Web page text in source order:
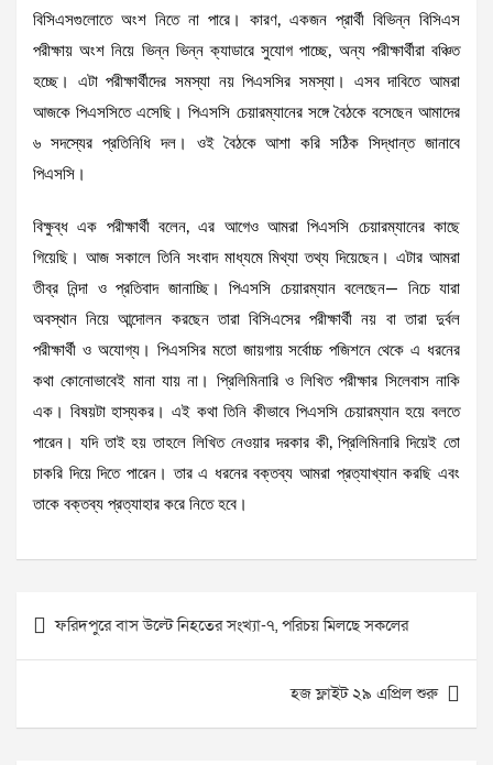
বিসিএসগুলোতে অংশ নিতে না পারে। কারণ, একজন প্রার্থী বিভিন্ন বিসিএস
পরীক্ষায় অংশ নিয়ে ভিন্ন ভিন্ন ক্যাডারে সুযোগ পাচ্ছে, অন্য পরীক্ষার্থীরা বঞ্চিত
হচ্ছে। এটা পরীক্ষার্থীদের সমস্যা নয় পিএসসির সমস্যা। এসব দাবিতে আমরা
আজকে পিএসসিতে এসেছি। পিএসসি চেয়ারম্যানের সঙ্গে বৈঠকে বসেছেন আমাদের
৬ সদস্যের প্রতিনিধি দল। ওই বৈঠকে আশা করি সঠিক সিদ্ধান্ত জানাবে
পিএসসি।
বিক্ষুব্ধ এক পরীক্ষার্থী বলেন, এর আগেও আমরা পিএসসি চেয়ারম্যানের কাছে
গিয়েছি। আজ সকালে তিনি সংবাদ মাধ্যমে মিথ্যা তথ্য দিয়েছেন। এটার আমরা
তীব্র নিন্দা ও প্রতিবাদ জানাচ্ছি। পিএসসি চেয়ারম্যান বলেছেন— নিচে যারা
অবস্থান নিয়ে আন্দোলন করছেন তারা বিসিএসের পরীক্ষার্থী নয় বা তারা দুর্বল
পরীক্ষার্থী ও অযোগ্য। পিএসসির মতো জায়গায় সর্বোচ্চ পজিশনে থেকে এ ধরনের
কথা কোনোভাবেই মানা যায় না। প্রিলিমিনারি ও লিখিত পরীক্ষার সিলেবাস নাকি
এক। বিষয়টা হাস্যকর। এই কথা তিনি কীভাবে পিএসসি চেয়ারম্যান হয়ে বলতে
পারেন। যদি তাই হয় তাহলে লিখিত নেওয়ার দরকার কী, প্রিলিমিনারি দিয়েই তো
চাকরি দিয়ে দিতে পারেন। তার এ ধরনের বক্তব্য আমরা প্রত্যাখ্যান করছি এবং
তাকে বক্তব্য প্রত্যাহার করে নিতে হবে।
Post
navigation
ফরিদপুরে বাস উল্টে নিহতের সংখ্যা-৭, পরিচয় মিলছে সকলের
হজ ফ্লাইট ২৯ এপ্রিল শুরু